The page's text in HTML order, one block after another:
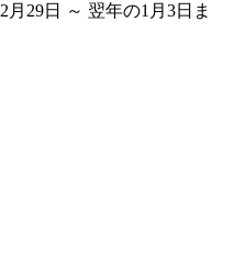
月29日 ～ 翌年の1月3日ま